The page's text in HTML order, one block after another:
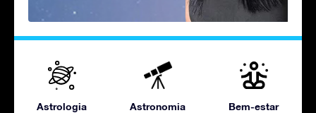
Astrologia Astronomia Bem-estar